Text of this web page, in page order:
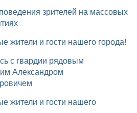
жители и гости нашего города!
Александром